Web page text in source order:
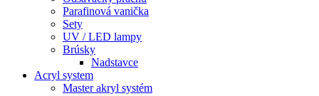
Parafinová vanička
Sety
UV / LED lampy
Brúsky
Nadstavce
Acryl system
Master akryl systém